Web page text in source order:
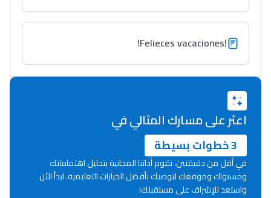
+ de 78 Sujets
+ de 89 Interviews/Vidéos
دليل المهن
ما يزيد عن 149 مهنة
!Felieces vacaciones!
اعثر على مسارك المثالي في
3 خطوات بسيطة
في أقل من دقيقتين، تقوم أداتنا المجانية بتحليل اهتماماتك
ومستواك وموقعك لتوصيك بأفضل الخيارات التعليمية. ابدأ الآن
واستعد للإشراف على مستقبلك!